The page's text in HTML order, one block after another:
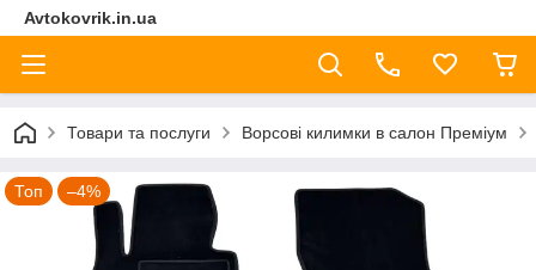
Avtokovrik.in.ua
Товари та послуги Ворсові килимки в салон Преміум
Топ –4%